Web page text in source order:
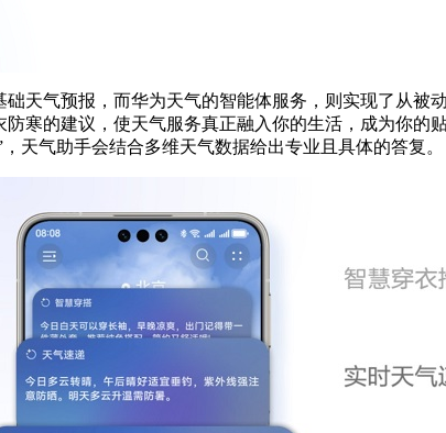
天气预报，而华为天气的智能体服务，则实现了从被
寒的建议，使天气服务真正融入你的生活，成为你的
天气助手会结合多维天气数据给出专业且具体的答复。